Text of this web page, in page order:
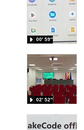
00′ 59″
02′ 52″